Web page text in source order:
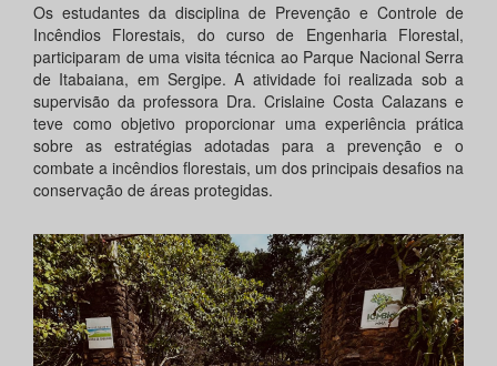
Os estudantes da disciplina de Prevenção e Controle de
Incêndios Florestais, do curso de Engenharia Florestal,
participaram de uma visita técnica ao Parque Nacional Serra
de Itabaiana, em Sergipe. A atividade foi realizada sob a
supervisão da professora Dra. Crislaine Costa Calazans e
teve como objetivo proporcionar uma experiência prática
sobre as estratégias adotadas para a prevenção e o
combate a incêndios florestais, um dos principais desafios na
conservação de áreas protegidas.